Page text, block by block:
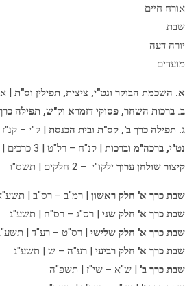
אורח חיים
שבת
יורה דעה
מועדים
א. השכמת הבוקר ונט"י, ציצית, תפילין וס"ת |
ב. ברכות השחר, פסוקי דזמרא וק"ש, תפילה
ג. תפילה כרך ב', קס"ת ובית הכנסת | ק"י –
נט"י, ברכה"מ וברכות | קנ"ח – רל"ט | 3 כרכים | תשפ"ו
קיצור שולחן ערוך ילקו"י – 2 חלקים | תשס"ו
שבת כרך א' חלק ראשון | רמ"ב – רס"ב |
שבת כרך א' חלק שני | רס"ג – רס"ח | תשע"ג
שבת כרך א' חלק שלישי | רס"ט – רע"ד |
שבת כרך א' חלק רביעי | רע"ה – ש | תשע"ג
שבת כרך ב' | ש"א – שי"ז | תשפ"ה